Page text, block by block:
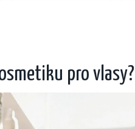
pro vlasy?